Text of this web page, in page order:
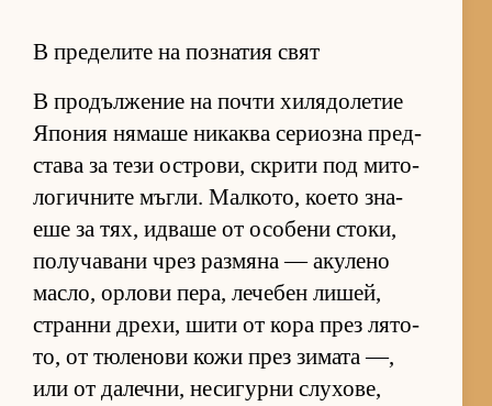
В пределите на познатия свят
В про­дъл­же­ние на почти хи­ля­до­ле­тие
Япо­ния ня­маше ни­каква се­ри­озна пред­
с­тава за тези ос­т­ро­ви, скрити под ми­то­
ло­гич­ните мъг­ли. Мал­ко­то, ко­ето зна­
еше за тях, ид­ваше от осо­бени сто­ки,
по­лу­ча­вани чрез раз­мяна — аку­лено
мас­ло, ор­лови пе­ра, ле­че­бен ли­шей,
странни дре­хи, шити от кора през ля­то­
то, от тю­ле­нови кожи през зи­мата —,
или от да­леч­ни, не­си­гурни слу­хо­ве,